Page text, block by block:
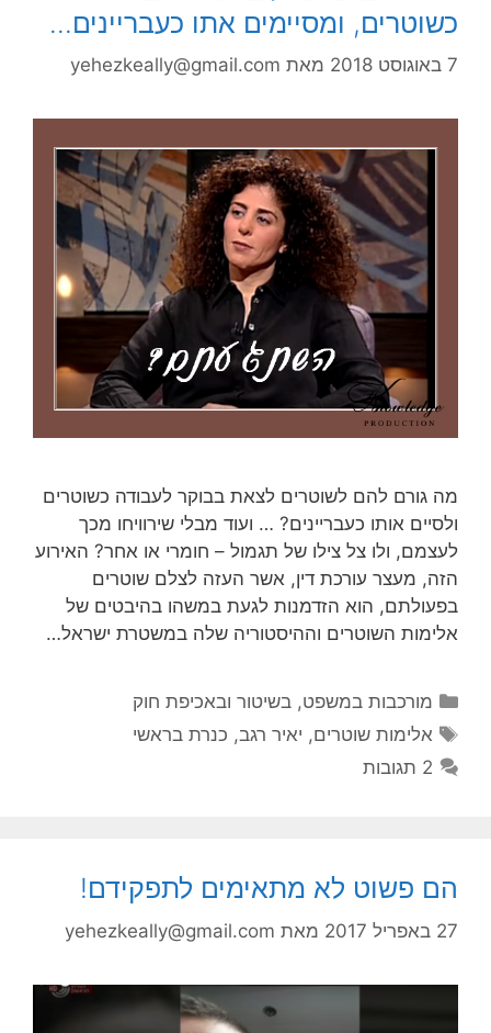
כשוטרים, ומסיימים אתו כעבריינים…
7 באוגוסט 2018 מאת yehezkeally@gmail.com
מה גורם להם לשוטרים לצאת בבוקר לעבודה כשוטרים
ולסיים אותו כעבריינים? … ועוד מבלי שירוויחו מכך
לעצמם, ולו צל צילו של תגמול – חומרי או אחר? האירוע
הזה, מעצר עורכת דין, אשר העזה לצלם שוטרים
בפעולתם, הוא הזדמנות לגעת במשהו בהיבטים של
אלימות השוטרים וההיסטוריה שלה במשטרת ישראל…
קטגוריות
מורכבות במשפט, בשיטור ובאכיפת חוק
תגיות
אלימות שוטרים, יאיר רגב, כנרת בראשי
2 תגובות
הם פשוט לא מתאימים לתפקידם!
27 באפריל 2017 מאת yehezkeally@gmail.com